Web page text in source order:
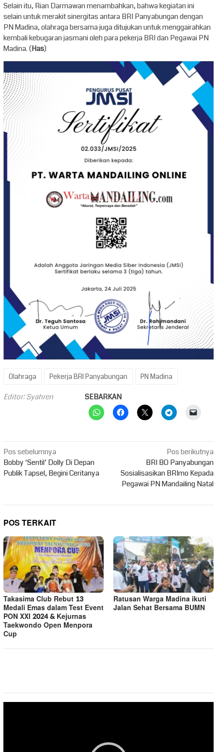
Selain itu, Rian Darmawan menambahkan, bahwa kegiatan ini
selain untuk merakit sinergitas antara BRI Panyabungan dengan
PN Madina, olahraga bersama juga ditujukan untuk menggairahkan
kembali kebugaran jasmani oleh para pekerja BRI dan Pegawai PN
Madina. (Has)
Olahraga Pekerja BRI Panyabungan PN Madina
Editor: Syahren SEBARKAN
Navigasi
pos
Pos sebelumnya
Bobby ‘Sentil’ Dolly Di Depan
Publik Tapsel, Begini Ceritanya
Pos berikutnya
BRI BO Panyabungan
Sosialisasikan BRImo Kepada
Pegawai PN Mandailing Natal
POS TERKAIT
Takasima Club Rebut 13
Medali Emas dalam Test Event
PON XXI 2024 & Kejurnas
Taekwondo Open Menpora
Cup
Ratusan Warga Madina ikuti
Jalan Sehat Bersama BUMN